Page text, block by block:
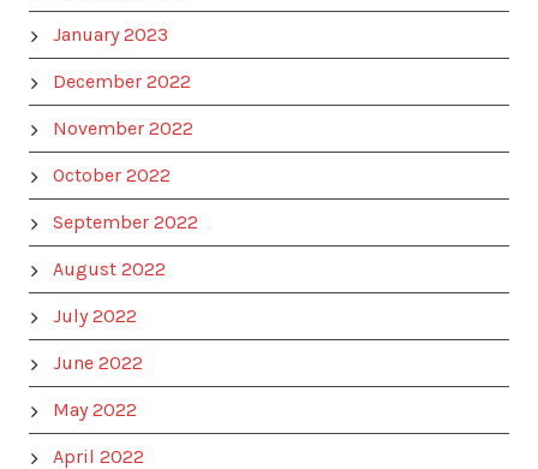
January 2023
December 2022
November 2022
October 2022
September 2022
August 2022
July 2022
June 2022
May 2022
April 2022